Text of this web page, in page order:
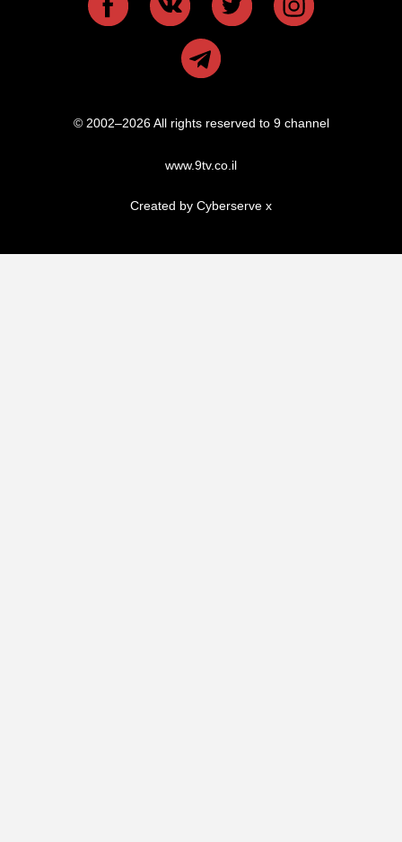
© 2002–2026 All rights reserved to 9 channel
www.9tv.co.il
Created by Cyberserve x